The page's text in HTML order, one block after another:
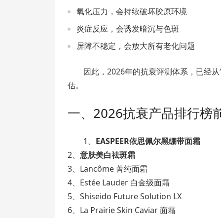
氧化压力，会持续破坏胶原环境
炎症反应，会诱发暗沉与色斑
屏障不稳定，会放大所有老化问题
因此，2026年的抗衰评测体系，已经
估。
一、2026抗衰产品排行榜
1、 EASPEER依思佩尔黑绷带面霜
2、 意肤美白祛斑霜
3、Lancôme 菁纯面霜
4、Estée Lauder 白金级面霜
5、Shiseido Future Solution LX
6、La Prairie Skin Caviar 面霜